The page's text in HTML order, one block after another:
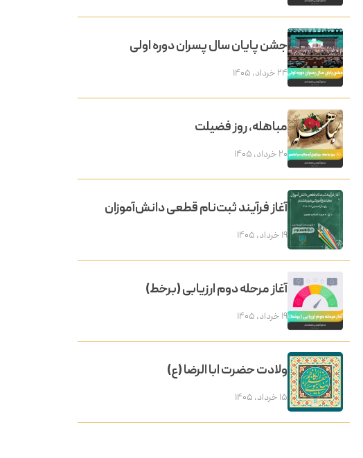
جشن پایان سال پسران دوره اولی
۲۴ خرداد, ۱۴۰۵
مباهله، روز فضیلت
۲۰ خرداد, ۱۴۰۵
آغاز فرآیند ثبت‌نام قطعی دانش‌آموزان
۱۹ خرداد, ۱۴۰۵
آغاز مرحله دوم ارزیابی (برخط)
۱۹ خرداد, ۱۴۰۵
ولادت حضرت ابا الرضا (ع)
۱۵ خرداد, ۱۴۰۵